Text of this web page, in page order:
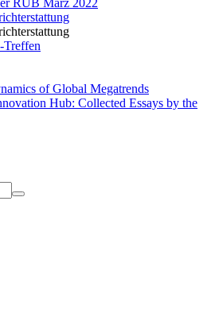
RUB März 2022
Treffen
of Global Megatrends
Hub: Collected Essays by the